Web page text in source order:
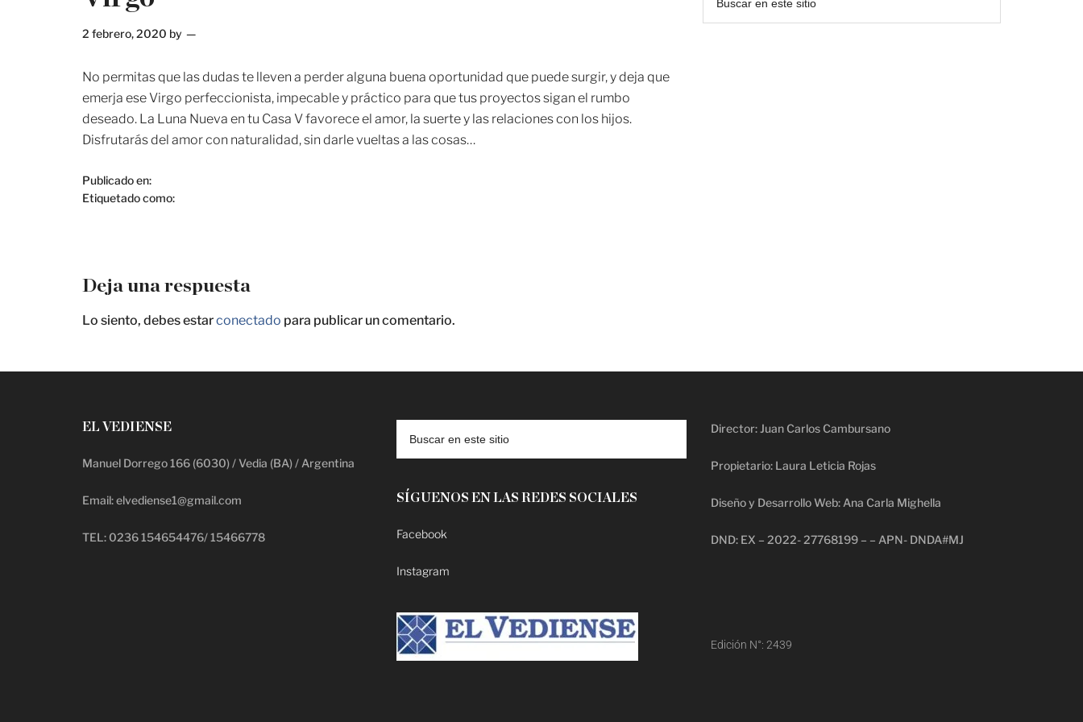
2 febrero, 2020 by
No permitas que las dudas te lleven a perder alguna buena oportunidad que puede surgir, y deja que
emerja ese Virgo perfeccionista, impecable y práctico para que tus proyectos sigan el rumbo
deseado. La Luna Nueva en tu Casa V favorece el amor, la suerte y las relaciones con los hijos.
Disfrutarás del amor con naturalidad, sin darle vueltas a las cosas…
Publicado en:
Etiquetado como:
Deja una respuesta
Lo siento, debes estarconectado para publicar un comentario.
EL VEDIENSE
Manuel Dorrego 166 (6030) / Vedia (BA) / Argentina
Email: elvediense1@gmail.com
TEL: 0236 154654476/ 15466778
SÍGUENOS EN LAS REDES SOCIALES
Facebook
Instagram
Director: Juan Carlos Cambursano
Propietario: Laura Leticia Rojas
Diseño y Desarrollo Web: Ana Carla Mighella
DND: EX – 2022- 27768199 – – APN- DNDA#MJ
Edición N°: 2439